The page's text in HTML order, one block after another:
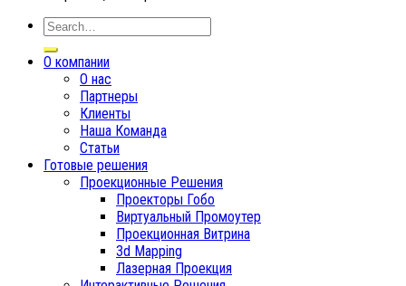
О компании
О нас
Партнеры
Клиенты
Наша Команда
Статьи
Готовые решения
Проекционные Решения
Проекторы Гобо
Виртуальный Промоутер
Проекционная Витрина
3d Mapping
Лазерная Проекция